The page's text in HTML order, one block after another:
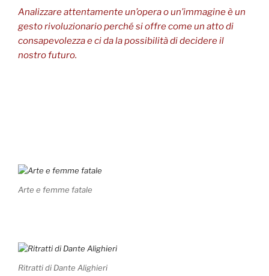
Analizzare attentamente un’opera o un’immagine è un
gesto rivoluzionario perché si offre come un atto di
consapevolezza e ci da la possibilità di decidere il
nostro futuro.
Arte e femme fatale
Ritratti di Dante Alighieri